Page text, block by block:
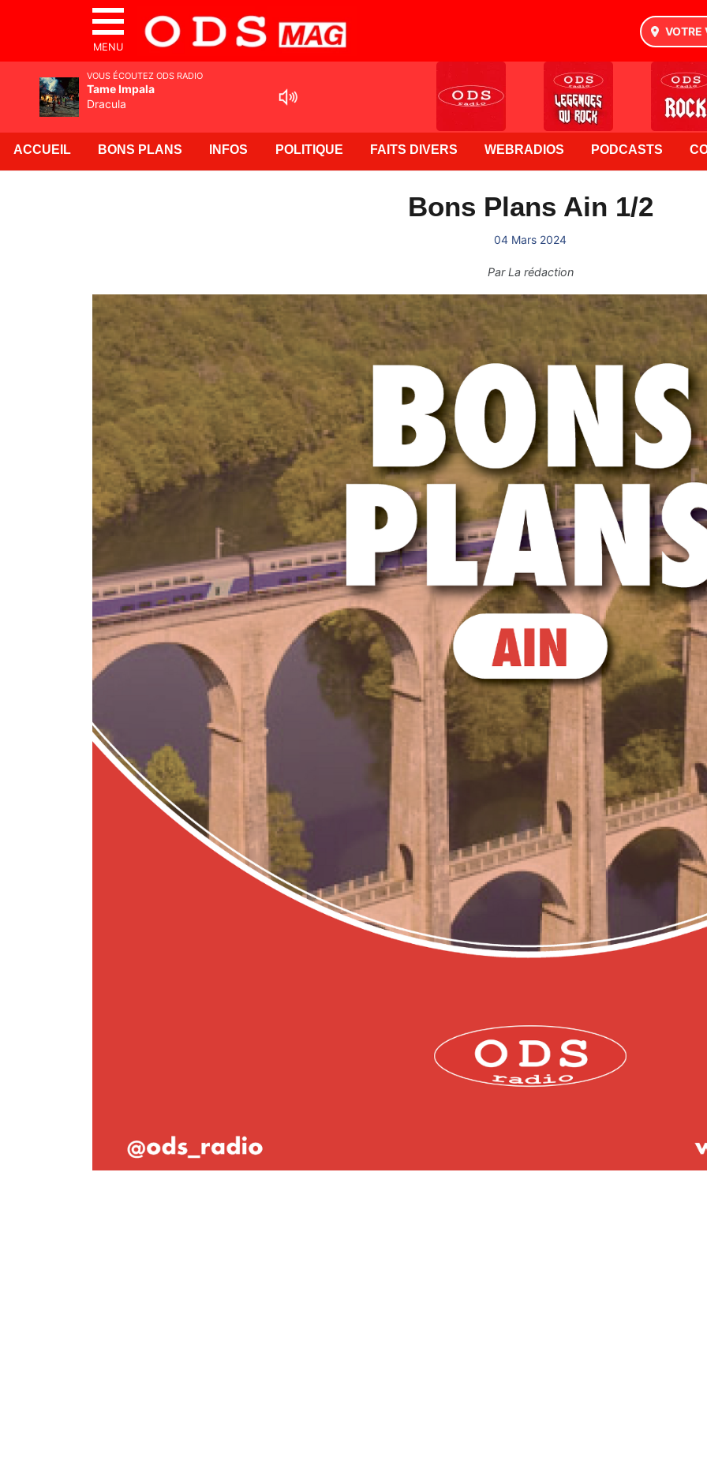
MENU
VOTRE
ACCUEIL BONS PLANS INFOS POLITIQUE FAITS DIVERS WEBRADIOS PODCASTS
Bons Plans Ain 1/2
04 Mars 2024
ParLa rédaction
VOUS ÉCOUTEZ ODS RADIO
Tame Impala
Dracula